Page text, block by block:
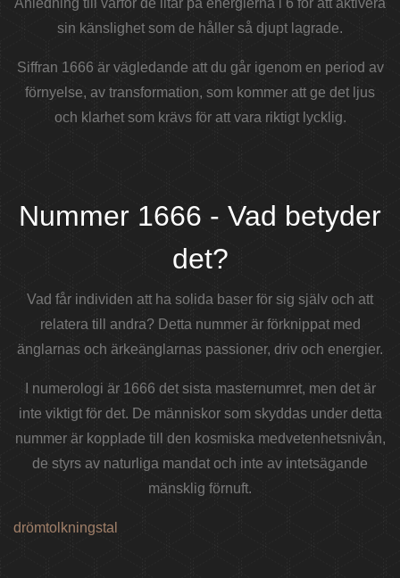
Anledning till varför de litar på energierna i 6 för att aktivera
sin känslighet som de håller så djupt lagrade.
Siffran 1666 är vägledande att du går igenom en period av
förnyelse, av transformation, som kommer att ge det ljus
och klarhet som krävs för att vara riktigt lycklig.
Nummer 1666 - Vad betyder
det?
Vad får individen att ha solida baser för sig själv och att
relatera till andra? Detta nummer är förknippat med
änglarnas och ärkeänglarnas passioner, driv och energier.
I numerologi är 1666 det sista masternumret, men det är
inte viktigt för det. De människor som skyddas under detta
nummer är kopplade till den kosmiska medvetenhetsnivån,
de styrs av naturliga mandat och inte av intetsägande
mänsklig förnuft.
drömtolkningstal